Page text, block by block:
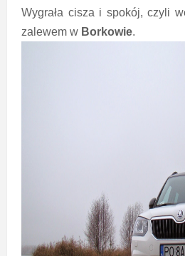
Wygrała cisza i spokój, czyli
zalewem w Borkowie.